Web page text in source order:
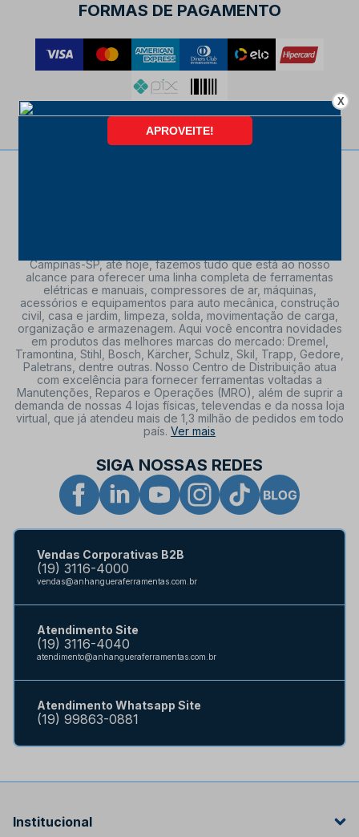
FORMAS DE PAGAMENTO
Campinas-SP, até hoje, fazemos tudo que está ao nosso
alcance para oferecer uma linha completa de ferramentas
elétricas e manuais, compressores de ar, máquinas,
acessórios e equipamentos para auto mecânica, construção
civil, casa e jardim, limpeza, solda, movimentação de carga,
organização e armazenagem. Aqui você encontra novidades
em produtos das melhores marcas do mercado: Dremel,
Tramontina, Stihl, Bosch, Kärcher, Schulz, Skil, Trapp, Gedore,
Paletrans, dentre outras. Nosso Centro de Distribuição atua
com excelência para fornecer ferramentas voltadas a
Manutenções, Reparos e Operações (MRO), além de suprir a
demanda de nossas 4 lojas físicas, televendas e da nossa loja
virtual, que já atendeu mais de 1,3 milhão de pedidos em todo
país. Ver mais
SIGA NOSSAS REDES
Vendas Corporativas B2B
(19) 3116-4000
vendas@anhangueraferramentas.com.br
Atendimento Site
(19) 3116-4040
atendimento@anhangueraferramentas.com.br
Atendimento Whatsapp Site
(19) 99863-0881
Institucional
X